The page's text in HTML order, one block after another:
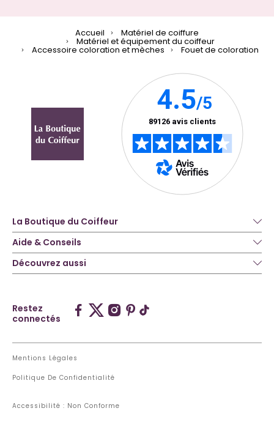
Accueil Matériel de coiffure
Matériel et équipement du coiffeur
Accessoire coloration et mèches Fouet de coloration
La Boutique du Coiffeur
Aide & Conseils
Découvrez aussi
Restez
connectés
Mentions Légales
Politique De Confidentialité
Accessibilité : Non Conforme